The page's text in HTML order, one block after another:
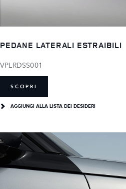
PEDANE LATERALI ESTRAIBILI
VPLRDSS001
SCOPRI
AGGIUNGI ALLA LISTA DEI DESIDERI